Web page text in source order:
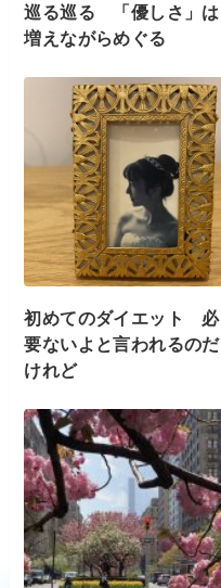
巡る巡る 「優しさ」は
増えながらめぐる
初めてのダイエット 必
要ないよと言われるのだ
けれど